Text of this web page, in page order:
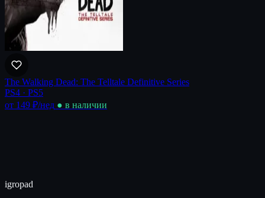
The Walking Dead: The Telltale Definitive Series
PS4 · PS5
от 149 ₽/нед ● в наличии
igropad